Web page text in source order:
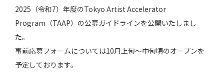
2025（令和7）年度のTokyo Artist Accelerator
Program（TAAP）の公募ガイドラインを公開いたしまし
た。
事前応募フォームについては10月上旬〜中旬頃のオープンを
予定しております。